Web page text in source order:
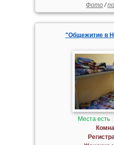
Фото/
"Общежитие в
Места есть